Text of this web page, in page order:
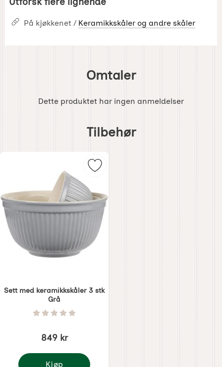
På kjøkkenet / Keramikkskåler og andre skåler
Omtaler
Dette produktet har ingen anmeldelser
Tilbehør
Sett med keramikkskåler 3 stk
Grå
Varenummer 4855Vurdering: 0 Stjerne av 5
849 kr
Kjøp
Merk sett med keramikkskåler 3